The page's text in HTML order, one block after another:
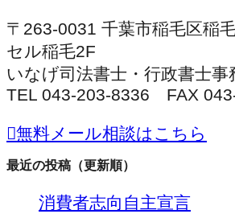
〒263-0031 千葉市稲毛区稲
セル稲毛2F
いなげ司法書士・行政書士事
TEL 043-203-8336 FAX
無料メール相談はこちら
最近の投稿（更新順）
消費者志向自主宣言